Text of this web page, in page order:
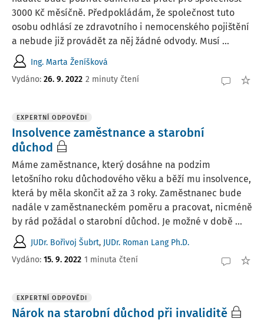
3000 Kč měsíčně. Předpokládám, že společnost tuto
osobu odhlásí ze zdravotního i nemocenského pojištění
a nebude již provádět za něj žádné odvody. Musí ...
Ing. Marta Ženíšková
Vydáno: 26. 9. 2022 2 minuty čtení
EXPERTNÍ ODPOVĚDI
Insolvence zaměstnance a starobní
důchod
Máme zaměstnance, který dosáhne na podzim
letošního roku důchodového věku a běží mu insolvence,
která by měla skončit až za 3 roky. Zaměstnanec bude
nadále v zaměstnaneckém poměru a pracovat, nicméně
by rád požádal o starobní důchod. Je možné v době ...
JUDr. Bořivoj Šubrt, JUDr. Roman Lang Ph.D.
Vydáno: 15. 9. 2022 1 minuta čtení
EXPERTNÍ ODPOVĚDI
Nárok na starobní důchod při invaliditě